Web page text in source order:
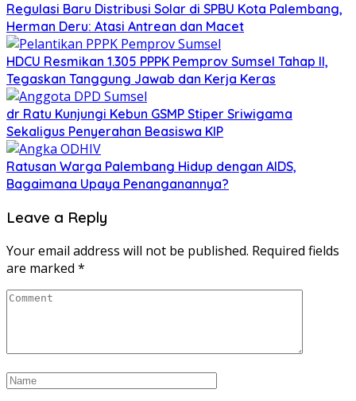
Regulasi Baru Distribusi Solar di SPBU Kota Palembang,
Herman Deru: Atasi Antrean dan Macet
HDCU Resmikan 1.305 PPPK Pemprov Sumsel Tahap II,
Tegaskan Tanggung Jawab dan Kerja Keras
dr Ratu Kunjungi Kebun GSMP Stiper Sriwigama
Sekaligus Penyerahan Beasiswa KIP
Ratusan Warga Palembang Hidup dengan AIDS,
Bagaimana Upaya Penanganannya?
Leave a Reply
Your email address will not be published. Required fields
are marked *